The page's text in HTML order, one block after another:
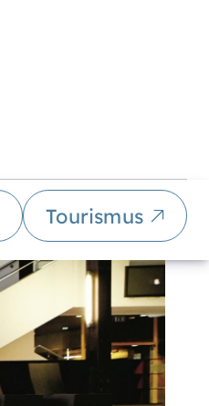
Tourismus